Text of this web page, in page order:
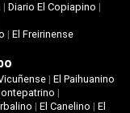
| Diario El Copiapino |
| El Freirinense
| El Paihuanino
|
|El Canelino |El